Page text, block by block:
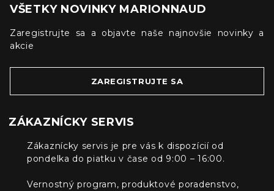
VŠETKY NOVINKY MARIONNAUD
Zaregistrujte sa a objavte naše najnovšie novinky a
akcie
ZAREGISTRUJTE SA
ZÁKAZNÍCKY SERVIS
Zákaznícky servis je pre vás k dispozícií od
pondelka do piatku v čase od 9:00 – 16:00.
Vernostný program, produktové poradenstvo,